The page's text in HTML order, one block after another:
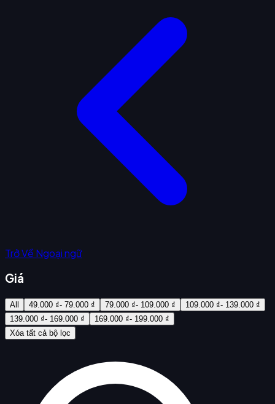
Trở Về Ngoại ngữ
Giá
All 49.000 ₫- 79.000 ₫ 79.000 ₫- 109.000 ₫
109.000 ₫- 139.000 ₫
139.000 ₫- 169.000 ₫
169.000 ₫- 199.000 ₫
Xóa tất cả bộ lọc